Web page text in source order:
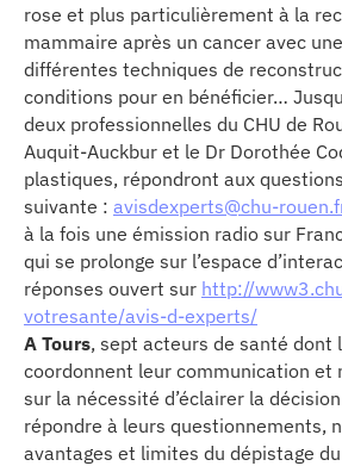
rose et plus particulièrement à la
mammaire après un cancer avec
différentes techniques de
conditions pour en bénéficier…
deux professionnelles du CHU de
Auquit-Auckbur et le Dr Dorothée
plastiques, répondront aux
suivante : avisdexperts@chu-
à la fois une émission radio sur
qui se prolonge sur l’espace
réponses ouvert sur http://
votresante/avis-d-experts/
A Tours, sept acteurs de santé dont
coordonnent leur communication et
sur la nécessité d’éclairer la
répondre à leurs questionnements,
avantages et limites du dépistage